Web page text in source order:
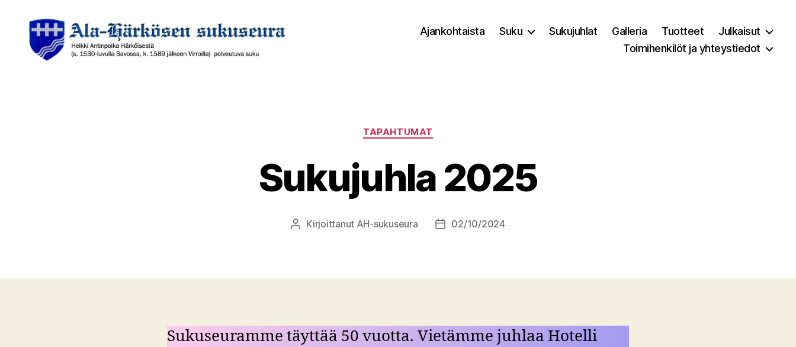
Ajankohtaista Suku Sukujuhlat Galleria Tuotteet
Julkaisut
Toimihenkilöt ja yhteystiedot
Kategoriat
TAPAHTUMAT
Sukujuhla 2025
Kirjoittaja
Kirjoittanut AH-sukuseura Julkaisupäivämäärä
02/10/2024
Sukuseuramme täyttää 50 vuotta. Vietämme juhlaa Hotelli